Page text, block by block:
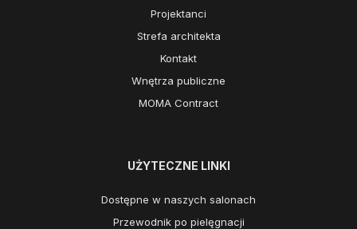
Projektanci
Strefa architekta
Kontakt
Wnętrza publiczne
MOMA Contract
UŻYTECZNE LINKI
Dostępne w naszych salonach
Przewodnik po pielęgnacji